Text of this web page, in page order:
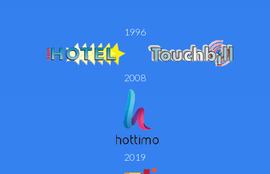
1996
2008
2019